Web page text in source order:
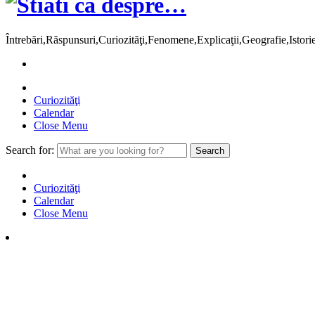
Curiozităţi
Calendar
Close Menu
Search for:
Curiozităţi
Calendar
Close Menu